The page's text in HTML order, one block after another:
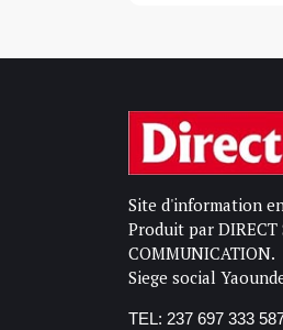
Site d'information
Produit par DIRECT
COMMUNICATION.
Siege social
TEL: 237 697 333